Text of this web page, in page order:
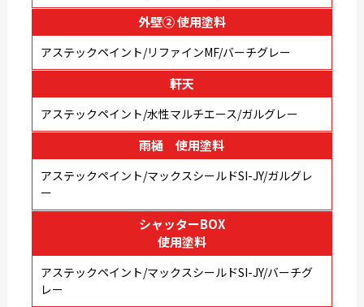
外壁② 使用塗料
アステックペイント/リファインMF/バーチグレー
軒天
アステックペイント/水性マルチエース/ガルグレー
雨樋 使用塗料
アステックペイント/マックスシールドSI-JY/ガルグレ
ー
シャッターBOX
使用塗料
アステックペイント/マックスシールドSI-JY/バーチグ
レー